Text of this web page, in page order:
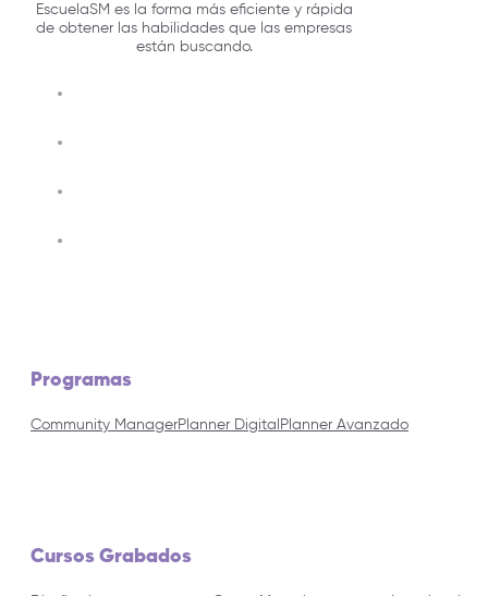
EscuelaSM es la forma más eficiente y rápida
de obtener las habilidades que las empresas
están buscando.
Programas
Community ManagerPlanner Digital Planner Avanzado
Cursos Grabados